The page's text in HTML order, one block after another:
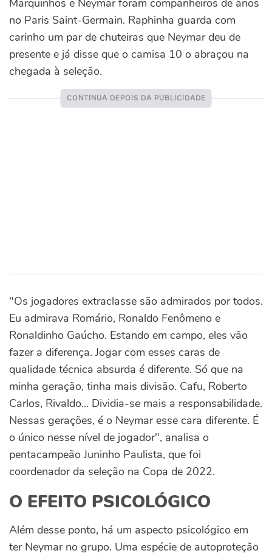
Marquinhos e Neymar foram companheiros de anos
no Paris Saint-Germain. Raphinha guarda com
carinho um par de chuteiras que Neymar deu de
presente e já disse que o camisa 10 o abraçou na
chegada à seleção.
"Os jogadores extraclasse são admirados por todos.
Eu admirava Romário, Ronaldo Fenômeno e
Ronaldinho Gaúcho. Estando em campo, eles vão
fazer a diferença. Jogar com esses caras de
qualidade técnica absurda é diferente. Só que na
minha geração, tinha mais divisão. Cafu, Roberto
Carlos, Rivaldo... Dividia-se mais a responsabilidade.
Nessas gerações, é o Neymar esse cara diferente. É
o único nesse nível de jogador", analisa o
pentacampeão Juninho Paulista, que foi
coordenador da seleção na Copa de 2022.
O EFEITO PSICOLÓGICO
Além desse ponto, há um aspecto psicológico em
ter Neymar no grupo. Uma espécie de autoproteção